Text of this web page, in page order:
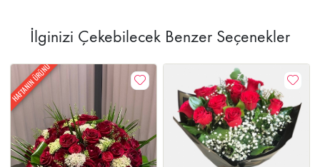
İlginizi Çekebilecek Benzer Seçenekler
HAFTANIN ÜRÜNÜ